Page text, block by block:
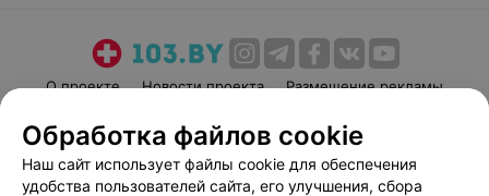
О проекте Новости проекта
Размещение рекламы
Пользовательское соглашение
Способы оплаты
Вакансии
Партнеры
Обработка файлов cookie
Наш сайт использует файлы cookie для обеспечения
удобства пользователей сайта, его улучшения, сбора